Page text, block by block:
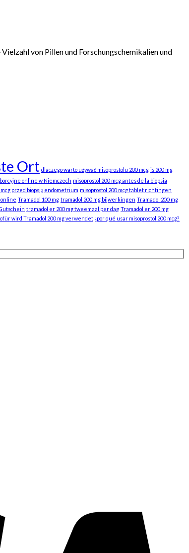
von Pillen und Forschungschemikalien und
Ort dlaczego warto używać misoprostolu 200 mcg is 200 mg
online w Niemczech misoprostol 200 mcg antes de la biopsia
mcg przed biopsją endometrium misoprostol 200 mcg tablet richtingen
Tramadol 100 mg tramadol 200 mg bijwerkingen Tramadol 200 mg
tramadol er 200 mg tweemaal per dag Tramadol er 200 mg
wird Tramadol 200 mg verwendet ¿por qué usar misoprostol 200 mcg?